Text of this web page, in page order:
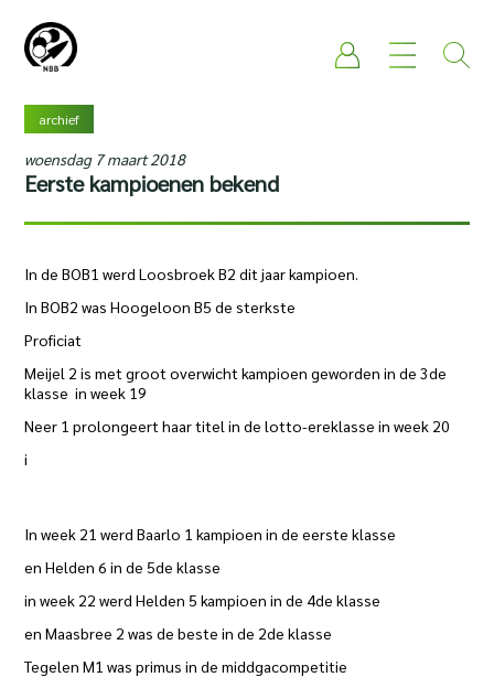
archief
woensdag 7 maart 2018
Eerste kampioenen bekend
In de BOB1 werd Loosbroek B2 dit jaar kampioen.
In BOB2 was Hoogeloon B5 de sterkste
Proficiat
Meijel 2 is met groot overwicht kampioen geworden in de 3de
klasse in week 19
Neer 1 prolongeert haar titel in de lotto-ereklasse in week 20
i
In week 21 werd Baarlo 1 kampioen in de eerste klasse
en Helden 6 in de 5de klasse
in week 22 werd Helden 5 kampioen in de 4de klasse
en Maasbree 2 was de beste in de 2de klasse
Tegelen M1 was primus in de middgacompetitie